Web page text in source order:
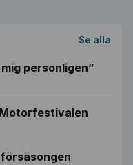
Se alla
personligen”